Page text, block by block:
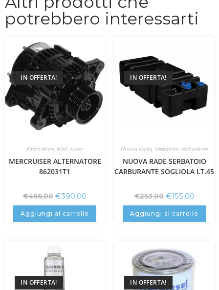
potrebbero interessarti
IN OFFERTA!
Alternatore, MerCruiser
MERCRUISER ALTERNATORE
862031T1
€466,00 €390,00
Aggiungi al carrello
IN OFFERTA!
Nuova Rade, Serbatoio carburante
NUOVA RADE SERBATOIO
CARBURANTE SOGLIOLA LT.45
€253,00 €155,00
Aggiungi al carrello
IN OFFERTA! IN OFFERTA!